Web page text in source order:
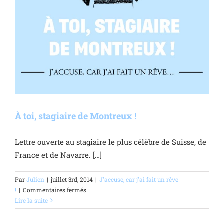
À toi, stagiaire de Montreux !
Lettre ouverte au stagiaire le plus célèbre de Suisse, de
France et de Navarre. […]
ParJulien | juillet 3rd, 2014 | J'accuse, car j'ai fait un rêve
! | Commentaires ferméssur
toi,
Lire la suite